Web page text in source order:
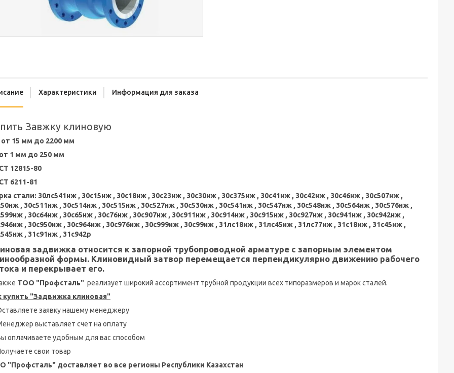
Характеристики Информация для заказа
Завжку клиновую
15 мм до 2200 мм
1 мм до 250 мм
12815-80
6211-81
стали: 30лс541нж , 30с15нж , 30с18нж , 30с23нж , 30с30нж , 30с375нж , 30с41нж , 30с42нж , 30с46нж , 30с507нж ,
, 30с511нж , 30с514нж , 30с515нж , 30с527нж , 30с530нж , 30с541нж , 30с547нж , 30с548нж , 30с564нж , 30с576нж ,
, 30с64нж , 30с65нж , 30с76нж , 30с907нж , 30с911нж , 30с914нж , 30с915нж , 30с927нж , 30с941нж , 30с942нж ,
, 30с950нж , 30с964нж , 30с976нж , 30с999нж , 30с99нж , 31лс18нж , 31лс45нж , 31лс77нж , 31с18нж , 31с45нж ,
, 31с91нж , 31с942р
задвижка относится к запорной трубопроводной арматуре с запорным элементом
формы. Клиновидный затвор перемещается перпендикулярно движению рабочего
и перекрывает его.
ТОО "Профсталь" реализует широкий ассортимент трубной продукции всех типоразмеров и марок сталей.
купить "Задвижка клиновая"
заявку нашему менеджеру
выставляет счет на оплату
оплачиваете удобным для вас способом
свои товар
"Профсталь" доставляет во все регионы Республики Казахстан